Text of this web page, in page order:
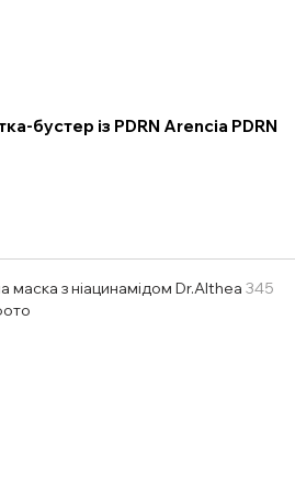
бустер із PDRN Arencia PDRN